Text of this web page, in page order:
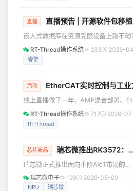
吸引超250位嵌入式开发者、技术工程
团队深度解读PSOC™ Edge边缘AI芯片
的硬核实力，RT-Thread技术团队则手
把手指导开发者完成实战开发，共同
直播 直播预告 | 开源软件包移植适配专题（第
嵌入式数据库在资源受限设备上跑不
是缺依赖、配置难？ 想在 AMP 双系统
案？ 睿擎平台正式推出 「开源软件包
一场直播，带你从零开始把 SQLite 移
整的数据库操作。 直播核心内容 本次直
RT-Thread操作系统 233 2026-
睿擎
活动 EtherCAT实时控制与工业
线上直播做了一年，AMP混合部署、
AD7606高速采集，大家应该不陌生了
过去一年，睿擎平台从RC3506单板
RC3562、RC3576系列产品矩阵。E
RT-Thread操作系统 717 2026-
RT-Thread
芯片新品 瑞芯微推出RK3572：新一代八核
瑞芯微正式推出面向中阶AIoT市场的
RK3572八核处理器，在高性能、低功耗
与全栈AI能力之间实现突破性平衡，为
瑞芯微电子 193 2026-05-09
NPU 瑞芯微